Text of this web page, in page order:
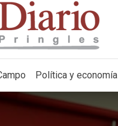
Política y economía